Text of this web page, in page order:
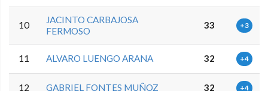
10
JACINTO CARBAJOSA
FERMOSO
33 +3
11 ALVARO LUENGO ARANA 32 +4
12 GABRIEL FONTES MUÑOZ 32 +4